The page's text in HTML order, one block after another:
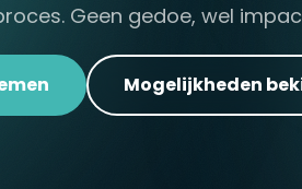
Geen gedoe, wel
Mogelijkheden